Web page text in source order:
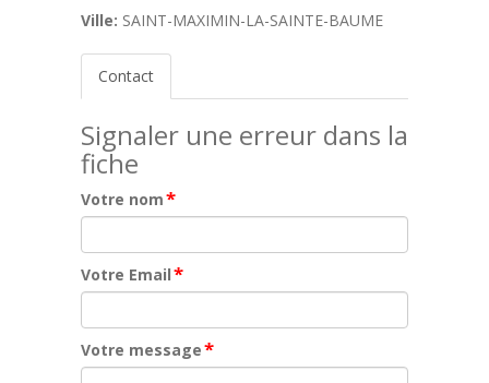
Ville: SAINT-MAXIMIN-LA-SAINTE-BAUME
Contact
Signaler une erreur dans la
fiche
Votre nom*
Votre Email*
Votre message*